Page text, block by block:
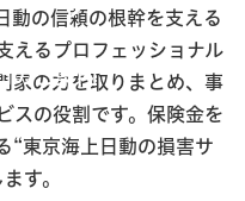
のご案内
動の信頼の根幹を支える
えるプロフェッショナル
家の力を取りまとめ、事
スの役割です。保険金を
“東京海上日動の損害サ
す。